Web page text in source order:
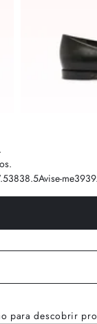
.
.
3838.5Avise-me39
para descobrir